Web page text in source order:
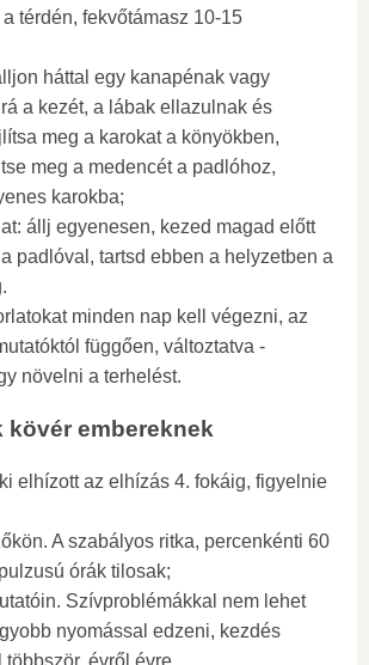
térdén, fekvőtámasz 10-15
háttal egy kanapénak vagy
a kezét, a lábak ellazulnak és
meg a karokat a könyökben,
meg a medencét a padlóhoz,
karokba;
állj egyenesen, kezed magad előtt
padlóval, tartsd ebben a helyzetben a
minden nap kell végezni, az
függően, változtatva -
növelni a terhelést.
kövér embereknek
elhízott az elhízás 4. fokáig, figyelnie
A szabályos ritka, percenkénti 60
órák tilosak;
Szívproblémákkal nem lehet
nyomással edzeni, kezdés
évről évre.